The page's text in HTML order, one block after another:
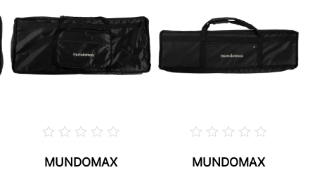
MUNDOMAX
MUNDOMAX